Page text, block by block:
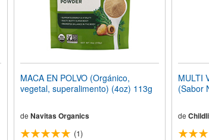
MACA EN POLVO (Orgánico,
vegetal, superalimento) (4oz) 113g
de Navitas Organics
(1)
MULTI
(Sabor
de